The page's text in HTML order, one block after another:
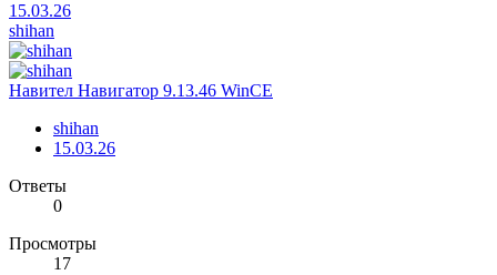
15.03.26
shihan
Навител Навигатор 9.13.46 WinCE
shihan
15.03.26
Ответы
0
Просмотры
17